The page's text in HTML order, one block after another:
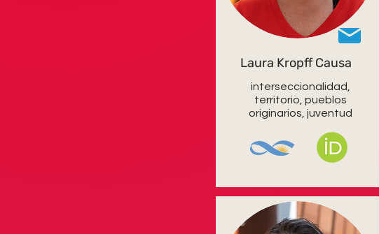
Laura Kropff Causa
interseccionalidad,
territorio, pueblos
originarios, juventud